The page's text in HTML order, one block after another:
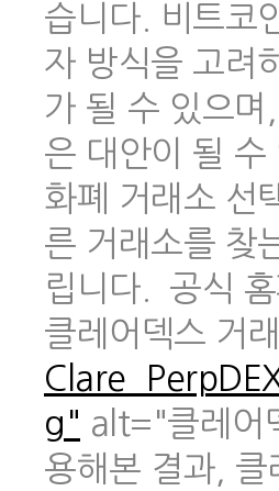
습니다. 비트코
자 방식을 고려
가 될 수 있으
은 대안이 될 수
화폐 거래소 선
른 거래소를 찾
립니다. 공식
클레어덱스 거
g" alt="클레어
용해본 결과, 클